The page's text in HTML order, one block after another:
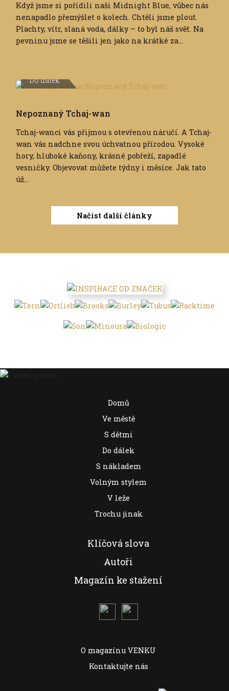
Když jsme si pořídili naši Midnight Blue, vůbec nás
nenapadlo přemýšlet o kolech. Chtěli jsme plout.
Plachty, vítr, slaná voda, dálky – to byl náš svět. Na
pevninu jsme se těšili jen jako na krátké za...
Do dálek
Nepoznaný Tchaj-wan
Tchaj-wanci vás přijmou s otevřenou náručí. A Tchaj-
wan vás nadchne svou úchvatnou přírodou. Vysoké
hory, hluboké kaňony, krásné pobřeží, zapadlé
vesničky. Objevovat můžete týdny i měsíce. Jak tato
úž...
Načíst další články
Domů
Ve městě
S dětmi
Do dálek
S nákladem
Volným stylem
V leže
Trochu jinak
Klíčová slova
Autoři
Magazín ke stažení
O magazínu VENKU
Kontaktujte nás